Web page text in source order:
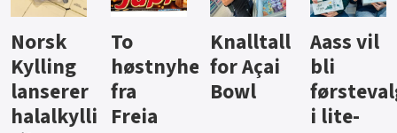
Knalltall
for Açai
Bowl
Aass vil
bli
førstevalg
i lite-
Brus og
jus fra
Berentsen
Hard
iste fra
Hansa